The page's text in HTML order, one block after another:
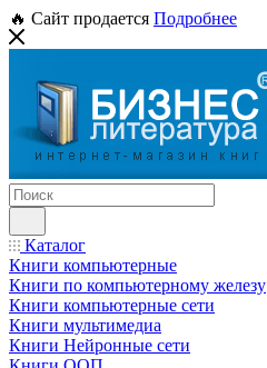
🔥 Сайт продается Подробнее
Каталог
Книги компьютерные
Книги по компьютерному железу
Книги компьютерные сети
Книги мультимедиа
Книги Нейронные сети